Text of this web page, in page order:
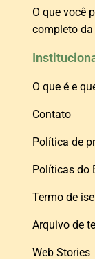
O que você
completo
O que é e
Contato
Política de
Políticas do
Termo de
Arquivo de
Web Stories